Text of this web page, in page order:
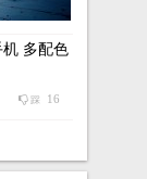
多配色
踩 16